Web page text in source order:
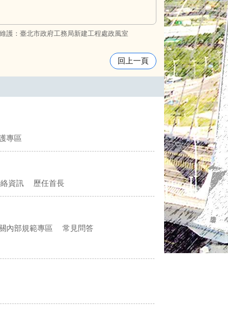
護：臺北市政府工務局新建工程處政風室
回上一頁
專區
資訊 歷任首長
內部規範專區 常見問答